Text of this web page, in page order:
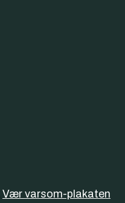
Vær varsom-plakaten